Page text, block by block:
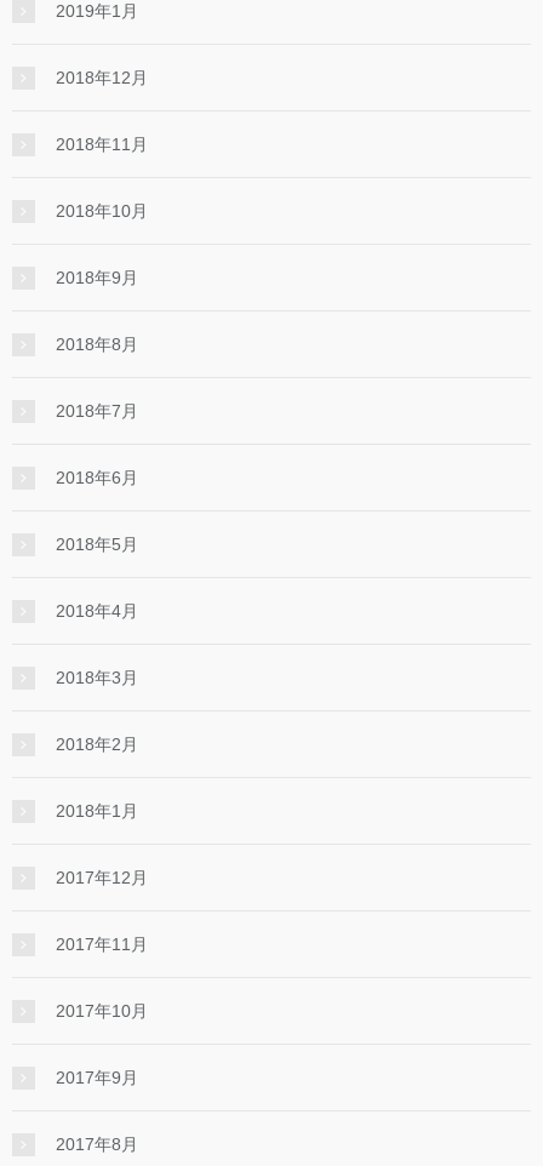
2019年1月
2018年12月
2018年11月
2018年10月
2018年9月
2018年8月
2018年7月
2018年6月
2018年5月
2018年4月
2018年3月
2018年2月
2018年1月
2017年12月
2017年11月
2017年10月
2017年9月
2017年8月